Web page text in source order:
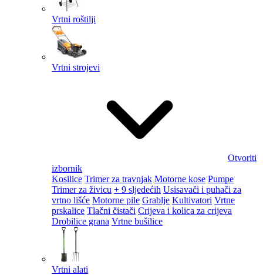
Vrtni roštilji
Vrtni strojevi
Otvoriti
izbornik
Kosilice Trimer za travnjak Motorne kose Pumpe
Trimer za živicu + 9 sljedećih Usisavači i puhači za
vrtno lišće Motorne pile Grablje Kultivatori Vrtne
prskalice Tlačni čistači Crijeva i kolica za crijeva
Drobilice grana Vrtne bušilice
Vrtni alati